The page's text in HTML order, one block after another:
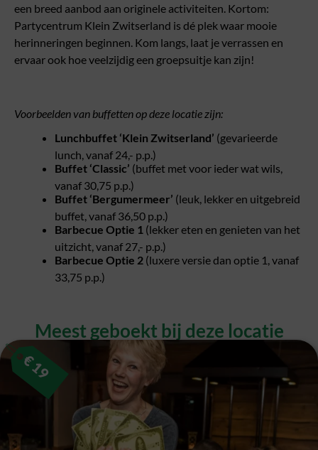
een breed aanbod aan originele activiteiten. Kortom:
Partycentrum Klein Zwitserland is dé plek waar mooie
herinneringen beginnen. Kom langs, laat je verrassen en
ervaar ook hoe veelzijdig een groepsuitje kan zijn!
Voorbeelden van buffetten op deze locatie zijn:
Lunchbuffet ‘Klein Zwitserland’ (gevarieerde
lunch, vanaf 24,- p.p.)
Buffet ‘Classic’ (buffet met voor ieder wat wils,
vanaf 30,75 p.p.)
Buffet ‘Bergumermeer’ (leuk, lekker en uitgebreid
buffet, vanaf 36,50 p.p.)
Barbecue Optie 1 (lekker eten en genieten van het
uitzicht, vanaf 27,- p.p.)
Barbecue Optie 2 (luxere versie dan optie 1, vanaf
33,75 p.p.)
Meest geboekt bij deze locatie​
€
19